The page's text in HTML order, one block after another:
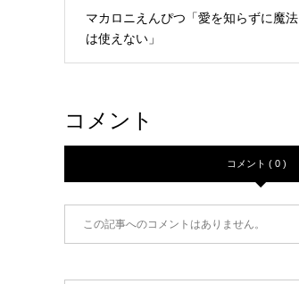
マカロニえんぴつ「愛を知らずに魔法
は使えない」
コメント
コメント ( 0 )
この記事へのコメントはありません。